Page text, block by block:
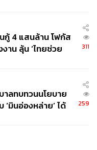
นกู้ 4 แสนล้าน โฟกัส
าน ลุ้น ‘ไทยช่วย
311
ลทบทวนนโยบาย
‘มินอ่องหล่าย’ ได้
259